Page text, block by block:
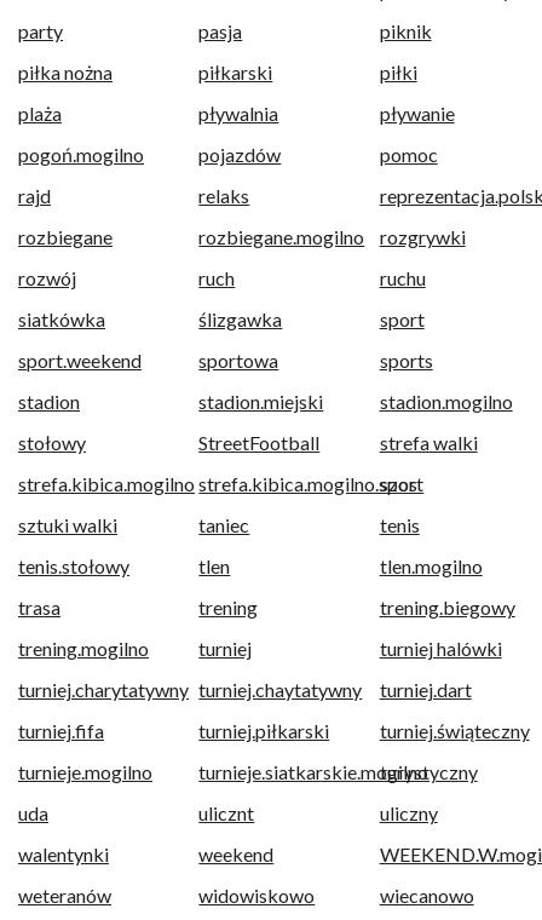
party
pasja
piknik
piłka nożna
piłkarski
piłki
plaża
pływalnia
pływanie
pogoń.mogilno
pojazdów
pomoc
rajd
relaks
rozbiegane
rozbiegane.mogilno
rozgrywki
rozwój
ruch
ruchu
siatkówka
ślizgawka
sport
sport.weekend
sportowa
sports
stadion
stadion.miejski
stadion.mogilno
stołowy
StreetFootball
strefa walki
strefa.kibica.mogilno strefa.kibica.mogilno.sport
szos
sztuki walki
taniec
tenis
tenis.stołowy
tlen
tlen.mogilno
trasa
trening
trening.biegowy
trening.mogilno
turniej
turniej halówki
turniej.charytatywny turniej.chaytatywny
turniej.dart
turniej.fifa
turniej.piłkarski
turniej.świąteczny
turnieje.mogilno
turnieje.siatkarskie.mogilnoturystyczny
uda
ulicznt
uliczny
walentynki
weekend
weteranów
widowiskowo
wiecanowo